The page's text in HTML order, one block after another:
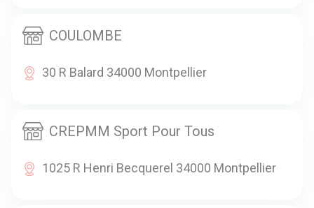
COULOMBE
30 R Balard 34000 Montpellier
CREPMM Sport Pour Tous
1025 R Henri Becquerel 34000 Montpellier